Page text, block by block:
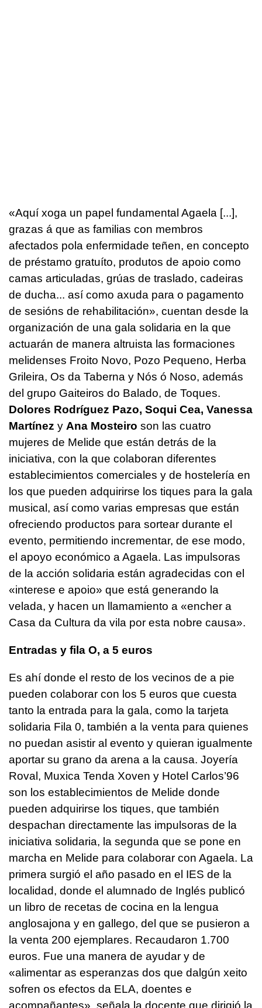
«Aquí xoga un papel fundamental Agaela [...],
grazas á que as familias con membros
afectados pola enfermidade teñen, en concepto
de préstamo gratuíto, produtos de apoio como
camas articuladas, grúas de traslado, cadeiras
de ducha... así como axuda para o pagamento
de sesións de rehabilitación», cuentan desde la
organización de una gala solidaria en la que
actuarán de manera altruista las formaciones
melidenses Froito Novo, Pozo Pequeno, Herba
Grileira, Os da Taberna y Nós ó Noso, además
del grupo Gaiteiros do Balado, de Toques.
Dolores Rodríguez Pazo, Soqui Cea, Vanessa
Martínez y Ana Mosteiro son las cuatro
mujeres de Melide que están detrás de la
iniciativa, con la que colaboran diferentes
establecimientos comerciales y de hostelería en
los que pueden adquirirse los tiques para la gala
musical, así como varias empresas que están
ofreciendo productos para sortear durante el
evento, permitiendo incrementar, de ese modo,
el apoyo económico a Agaela. Las impulsoras
de la acción solidaria están agradecidas con el
«interese e apoio» que está generando la
velada, y hacen un llamamiento a «encher a
Casa da Cultura da vila por esta nobre causa».
Entradas y fila O, a 5 euros
Es ahí donde el resto de los vecinos de a pie
pueden colaborar con los 5 euros que cuesta
tanto la entrada para la gala, como la tarjeta
solidaria Fila 0, también a la venta para quienes
no puedan asistir al evento y quieran igualmente
aportar su grano da arena a la causa. Joyería
Roval, Muxica Tenda Xoven y Hotel Carlos’96
son los establecimientos de Melide donde
pueden adquirirse los tiques, que también
despachan directamente las impulsoras de la
iniciativa solidaria, la segunda que se pone en
marcha en Melide para colaborar con Agaela. La
primera surgió el año pasado en el IES de la
localidad, donde el alumnado de Inglés publicó
un libro de recetas de cocina en la lengua
anglosajona y en gallego, del que se pusieron a
la venta 200 ejemplares. Recaudaron 1.700
euros. Fue una manera de ayudar y de
«alimentar as esperanzas dos que dalgún xeito
sofren os efectos da ELA, doentes e
acompañantes» , señala la docente que dirigió la